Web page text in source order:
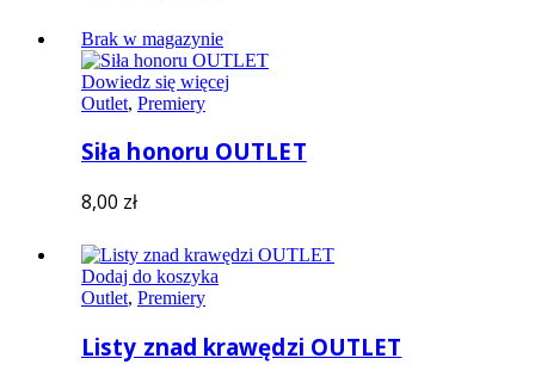
wynosiła:
49,90 zł.
wynosi:
38,99 zł.
Brak w magazynie
Dowiedz się więcej
Outlet, Premiery
Siła honoru OUTLET
8,00 zł
Dodaj do koszyka
Outlet, Premiery
Listy znad krawędzi OUTLET